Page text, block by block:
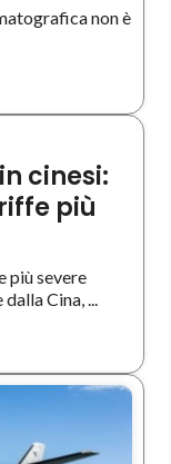
non è
cinesi:
più
più severe
Cina, ...